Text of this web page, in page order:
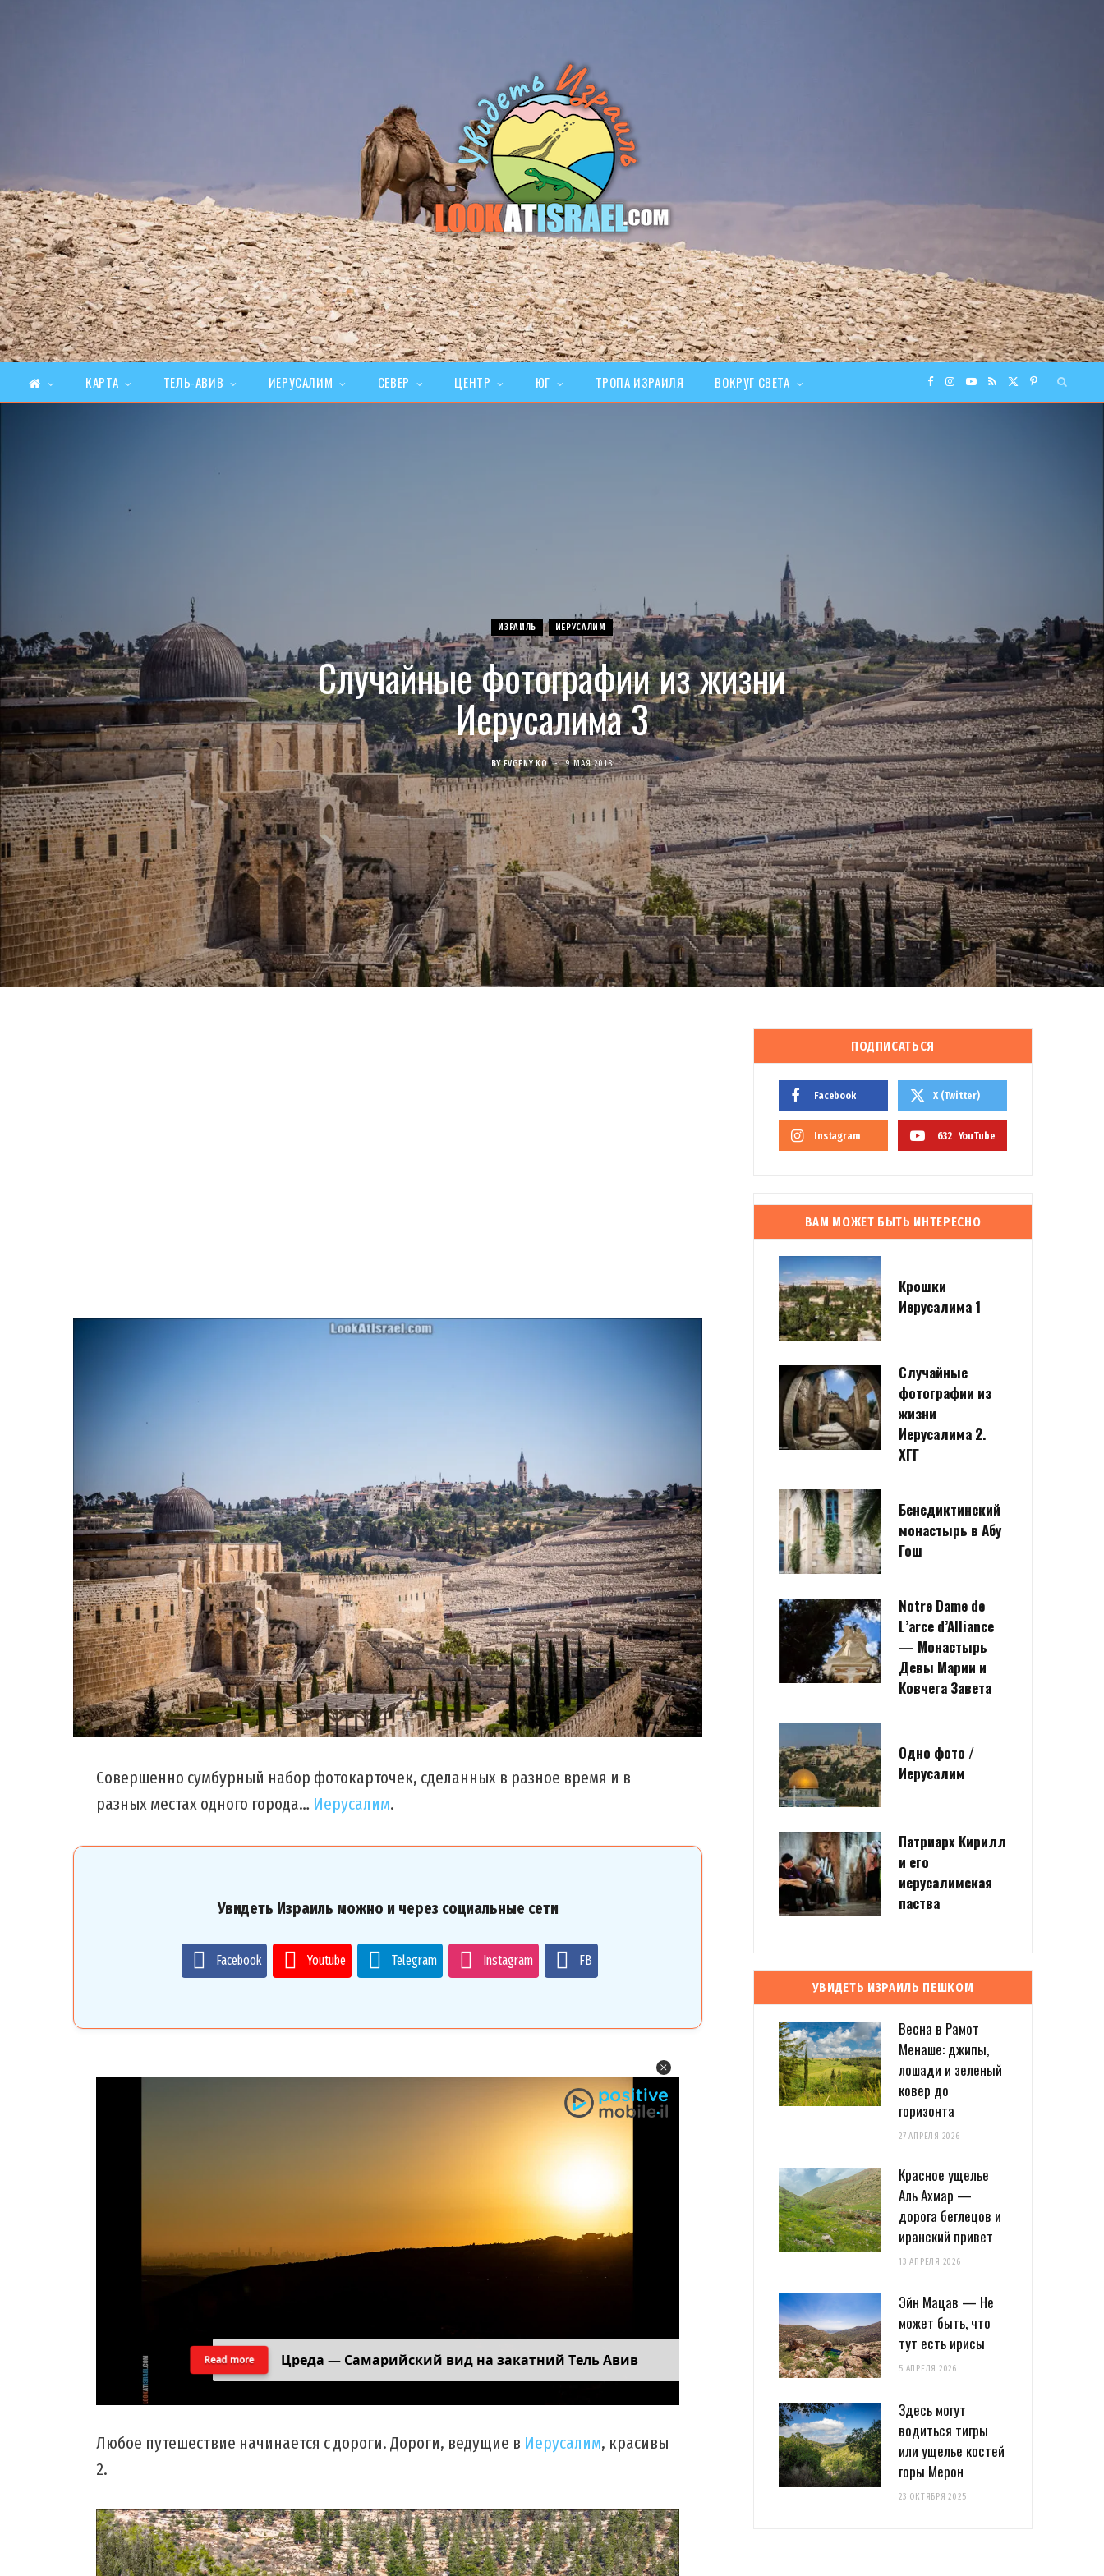
F
k
I
a
m
Y R
r
)
P
s
t
КАРТА ТЕЛЬ-АВИВ ИЕРУСАЛИМ СЕВЕР ЦЕНТР ЮГ ТРОПА ИЗРАИЛЯ ВОКРУГ СВЕТА
ИЗРАИЛЬ ИЕРУСАЛИМ
Случайные фотографии из жизни
Иерусалима 3
BY EVGENY KO 9 МАЯ 2018
Совершенно сумбурный набор фотокарточек, сделанных в разное время и в
разных местах одного города… Иерусалим.
Увидеть Израиль можно и через социальные сети
Facebook Youtube Telegram Instagram FB
Цреда — Самарийский вид на закатний Тель Авив
Read more
Любое путешествие начинается с дороги. Дороги, ведущие в Иерусалим, красивы
2.
ПОДПИСАТЬСЯ
Facebook X (Twitter)
Instagram 632 YouTube
ВАМ МОЖЕТ БЫТЬ ИНТЕРЕСНО
Крошки
Иерусалима 1
Случайные
фотографии из
жизни
Иерусалима 2.
ХГГ
Бенедиктинский
монастырь в Абу
Гош
Notre Dame de
L’arce d’Alliance
— Монастырь
Девы Марии и
Ковчега Завета
Одно фото /
Иерусалим
Патриарх Кирилл
и его
иерусалимская
паства
УВИДЕТЬ ИЗРАИЛЬ ПЕШКОМ
Весна в Рамот
Менаше: джипы,
лошади и зеленый
ковер до
горизонта
27 АПРЕЛЯ 2026
Красное ущелье
Аль Ахмар —
дорога беглецов и
иранский привет
13 АПРЕЛЯ 2026
Эйн Мацав — Не
может быть, что
тут есть ирисы
5 АПРЕЛЯ 2026
Здесь могут
водиться тигры
или ущелье костей
горы Мерон
23 ОКТЯБРЯ 2025